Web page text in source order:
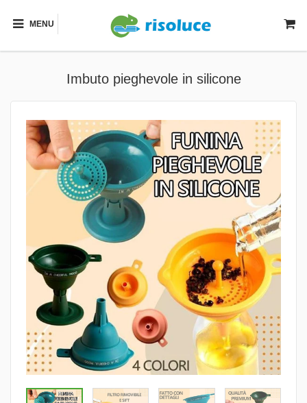
MENU
Imbuto pieghevole in silicone